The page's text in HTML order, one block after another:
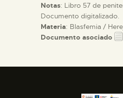
Notas: Libro 57 de
Documento digitalizado.
Materia: Blasfemia /
Documento asociado